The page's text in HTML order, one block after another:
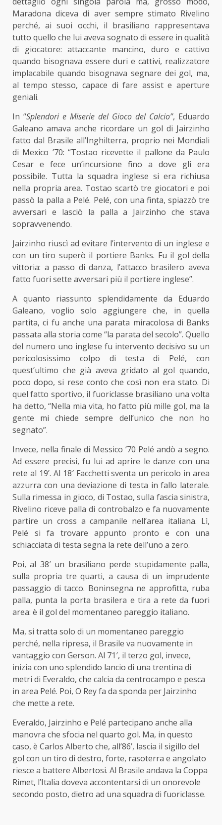
Maradona diceva di aver sempre stimato Rivelino
perché, ai suoi occhi, il brasiliano rappresentava
tutto quello che lui aveva sognato di essere in qualità
di giocatore: attaccante mancino, duro e cattivo
quando bisognava essere duri e cattivi, realizzatore
implacabile quando bisognava segnare dei gol, ma,
al tempo stesso, capace di fare assist e aperture
geniali.
In “Splendori e Miserie del Gioco del Calcio”, Eduardo
Galeano amava anche ricordare un gol di Jairzinho
fatto dal Brasile all’Inghilterra, proprio nei Mondiali
di Mexico ’70: “Tostao ricevette il pallone da Paulo
Cesar e fece un’incursione fino a dove gli era
possibile. Tutta la squadra inglese si era richiusa
nella propria area. Tostao scartò tre giocatori e poi
passò la palla a Pelé. Pelé, con una finta, spiazzò tre
avversari e lasciò la palla a Jairzinho che stava
sopravvenendo.
Jairzinho riuscì ad evitare l’intervento di un inglese e
con un tiro superò il portiere Banks. Fu il gol della
vittoria: a passo di danza, l’attacco brasilero aveva
fatto fuori sette avversari più il portiere inglese”.
A quanto riassunto splendidamente da Eduardo
Galeano, voglio solo aggiungere che, in quella
partita, ci fu anche una parata miracolosa di Banks
passata alla storia come “la parata del secolo”. Quello
del numero uno inglese fu intervento decisivo su un
pericolosissimo colpo di testa di Pelé, con
quest’ultimo che già aveva gridato al gol quando,
poco dopo, si rese conto che così non era stato. Di
quel fatto sportivo, il fuoriclasse brasiliano una volta
ha detto, “Nella mia vita, ho fatto più mille gol, ma la
gente mi chiede sempre dell’unico che non ho
segnato”.
Invece, nella finale di Messico ’70 Pelé andò a segno.
Ad essere precisi, fu lui ad aprire le danze con una
rete al 19’. Al 18′ Facchetti sventa un pericolo in area
azzurra con una deviazione di testa in fallo laterale.
Sulla rimessa in gioco, di Tostao, sulla fascia sinistra,
Rivelino riceve palla di controbalzo e fa nuovamente
partire un cross a campanile nell’area italiana. Lì,
Pelé si fa trovare appunto pronto e con una
schiacciata di testa segna la rete dell’uno a zero.
Poi, al 38′ un brasiliano perde stupidamente palla,
sulla propria tre quarti, a causa di un imprudente
passaggio di tacco. Boninsegna ne approfitta, ruba
palla, punta la porta brasilera e tira a rete da fuori
area: è il gol del momentaneo pareggio italiano.
Ma, si tratta solo di un momentaneo pareggio
perché, nella ripresa, il Brasile va nuovamente in
vantaggio con Gerson. Al 71′, il terzo gol, invece,
inizia con uno splendido lancio di una trentina di
metri di Everaldo, che calcia da centrocampo e pesca
in area Pelé. Poi, O Rey fa da sponda per Jairzinho
che mette a rete.
Everaldo, Jairzinho e Pelé partecipano anche alla
manovra che sfocia nel quarto gol. Ma, in questo
caso, è Carlos Alberto che, all’86’, lascia il sigillo del
gol con un tiro di destro, forte, rasoterra e angolato
riesce a battere Albertosi. Al Brasile andava la Coppa
Rimet, l’Italia doveva accontentarsi di un onorevole
secondo posto, dietro ad una squadra di fuoriclasse.